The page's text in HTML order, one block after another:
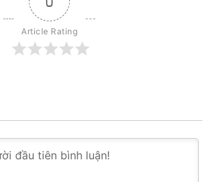
Article Rating